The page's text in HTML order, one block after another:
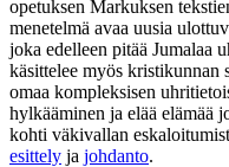
opetuksen Markuksen
menetelmä avaa uusia
joka edelleen pitää Jumalaa
käsittelee myös kristikunnan
omaa kompleksisen
hylkääminen ja elää elämää
kohti väkivallan
esittely ja johdanto.